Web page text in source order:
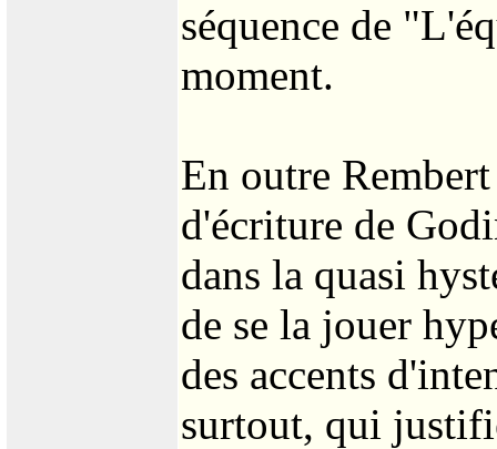
séquence de
moment.
En outre
d'écriture de
dans la quasi
de se la jouer
des accents
surtout, qui